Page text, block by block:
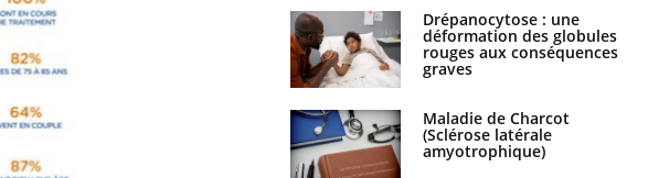
Drépanocytose : une
déformation des globules
rouges aux conséquences
graves
Maladie de Charcot
(Sclérose latérale
amyotrophique)